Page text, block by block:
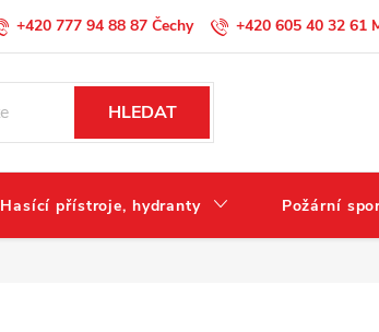
+420 777 94 88 87 +420 605 40 32 61
HLEDAT
Hasící přístroje, hydranty Požární